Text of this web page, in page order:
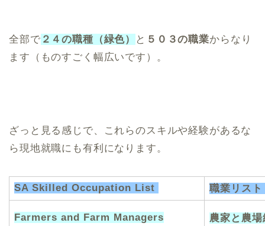
全部で ２４の職種（緑色） と ５０３の職業からなり
ます（ものすごく幅広いです）。
ざっと見る感じで、これらのスキルや経験があるな
ら現地就職にも有利になります。
SA Skilled Occupation List 職業リス
Farmers and Farm Managers 農家と農